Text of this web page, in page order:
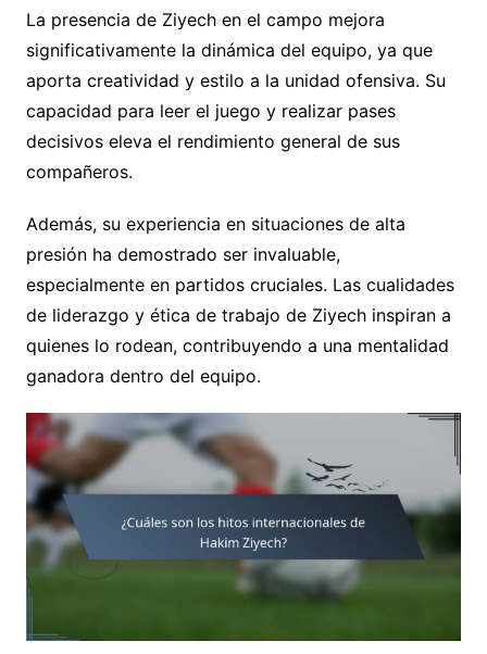
La presencia de Ziyech en el campo mejora
significativamente la dinámica del equipo, ya que
aporta creatividad y estilo a la unidad ofensiva. Su
capacidad para leer el juego y realizar pases
decisivos eleva el rendimiento general de sus
compañeros.
Además, su experiencia en situaciones de alta
presión ha demostrado ser invaluable,
especialmente en partidos cruciales. Las cualidades
de liderazgo y ética de trabajo de Ziyech inspiran a
quienes lo rodean, contribuyendo a una mentalidad
ganadora dentro del equipo.